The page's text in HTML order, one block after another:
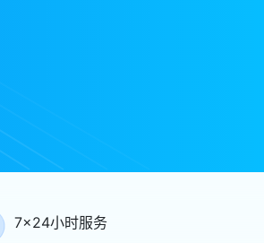
7x24小时服务